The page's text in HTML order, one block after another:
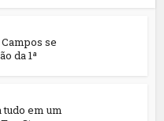
se
da 1ª
em um